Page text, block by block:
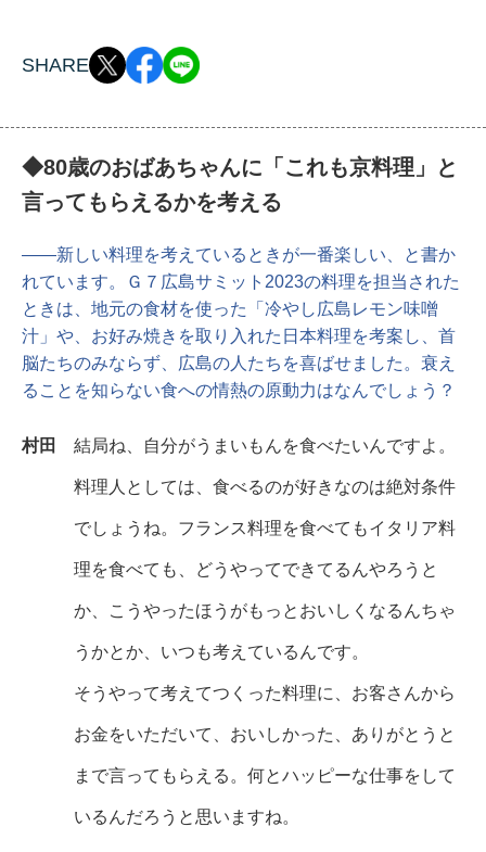
SHARE
◆80歳のおばあちゃんに「これも京料理」と
言ってもらえるかを考える
――新しい料理を考えているときが一番楽しい、と書か
れています。Ｇ７広島サミット2023の料理を担当された
ときは、地元の食材を使った「冷やし広島レモン味噌
汁」や、お好み焼きを取り入れた日本料理を考案し、首
脳たちのみならず、広島の人たちを喜ばせました。衰え
ることを知らない食への情熱の原動力はなんでしょう？
村田 結局ね、自分がうまいもんを食べたいんですよ。
料理人としては、食べるのが好きなのは絶対条件
でしょうね。フランス料理を食べてもイタリア料
理を食べても、どうやってできてるんやろうと
か、こうやったほうがもっとおいしくなるんちゃ
うかとか、いつも考えているんです。
そうやって考えてつくった料理に、お客さんから
お金をいただいて、おいしかった、ありがとうと
まで言ってもらえる。何とハッピーな仕事をして
いるんだろうと思いますね。